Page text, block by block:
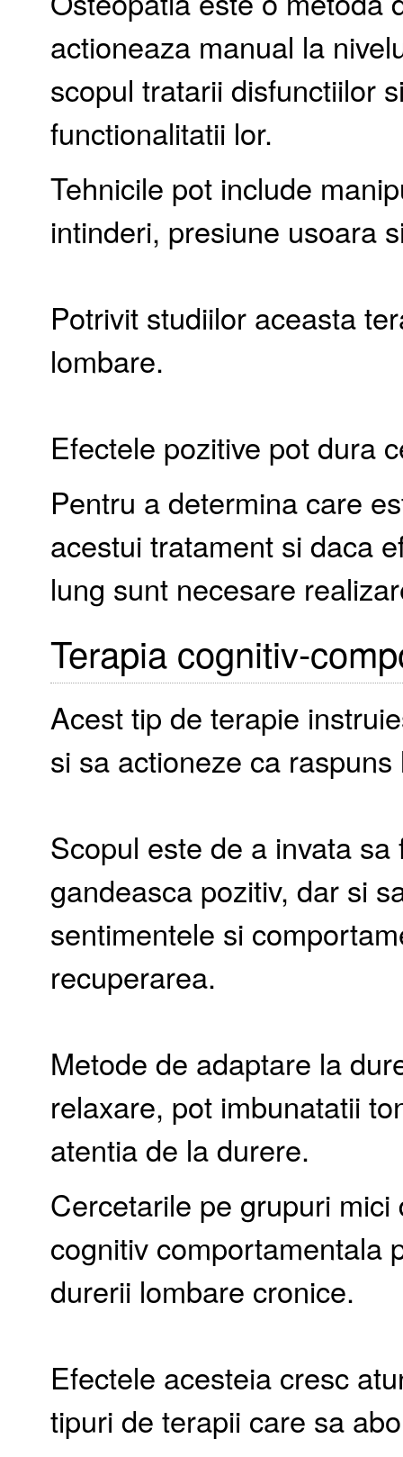
actioneaza manual la
scopul tratarii disfunctiilor
functionalitatii lor.
Tehnicile pot include
intinderi, presiune usoara
Potrivit studiilor aceasta
lombare.
Efectele pozitive pot dura
Pentru a determina care
acestui tratament si daca
lung sunt necesare
Terapia cognitiv-
Acest tip de terapie
si sa actioneze ca
Scopul este de a invata
gandeasca pozitiv, dar si
sentimentele si
recuperarea.
Metode de adaptare la
relaxare, pot imbunatatii
atentia de la durere.
Cercetarile pe grupuri
cognitiv comportamentala
durerii lombare cronice.
Efectele acesteia cresc
tipuri de terapii care sa